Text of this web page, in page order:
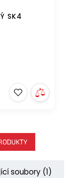
SK4
soubory (1)